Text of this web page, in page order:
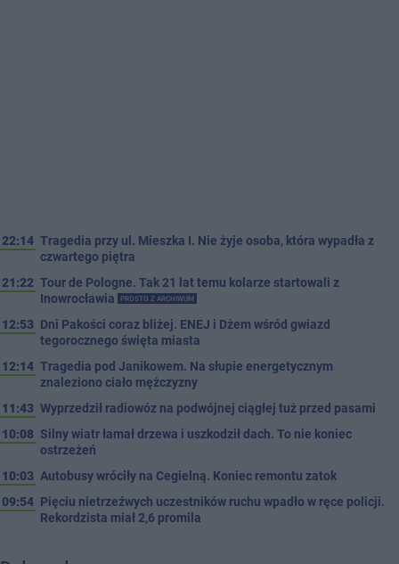
22:14 Tragedia przy ul. Mieszka I. Nie żyje osoba, która wypadła z
czwartego piętra
21:22 Tour de Pologne. Tak 21 lat temu kolarze startowali z
Inowrocławia
PROSTO Z ARCHIWUM
12:53 Dni Pakości coraz bliżej. ENEJ i Dżem wśród gwiazd
tegorocznego święta miasta
12:14 Tragedia pod Janikowem. Na słupie energetycznym
znaleziono ciało mężczyzny
11:43 Wyprzedził radiowóz na podwójnej ciągłej tuż przed pasami
10:08 Silny wiatr łamał drzewa i uszkodził dach. To nie koniec
ostrzeżeń
10:03 Autobusy wróciły na Cegielną. Koniec remontu zatok
09:54 Pięciu nietrzeźwych uczestników ruchu wpadło w ręce policji.
Rekordzista miał 2,6 promila